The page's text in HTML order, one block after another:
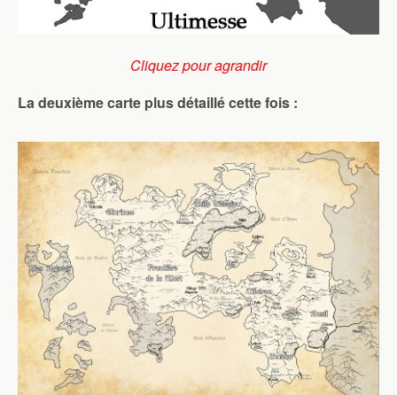
Cliquez pour agrandir
La deuxième carte plus détaillé cette fois :